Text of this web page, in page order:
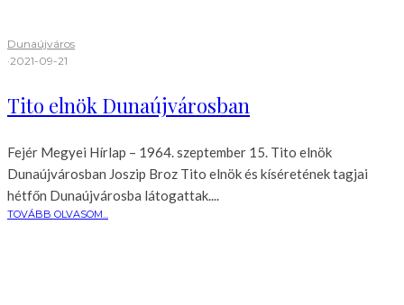
Dunaújváros
·2021-09-21
Tito elnök Dunaújvárosban
Fejér Megyei Hírlap – 1964. szeptember 15. Tito elnök
Dunaújvárosban Joszip Broz Tito elnök és kíséretének tagjai
hétfőn Dunaújvárosba látogattak....
TOVÁBB OLVASOM...